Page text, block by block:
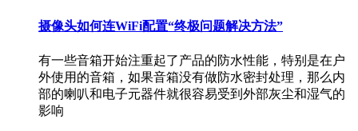
摄像头如何连WiFi配置“终极问题解决方法”
有一些音箱开始注重起了产品的防水性能，特别是在户
外使用的音箱，如果音箱没有做防水密封处理，那么内
部的喇叭和电子元器件就很容易受到外部灰尘和湿气的
影响